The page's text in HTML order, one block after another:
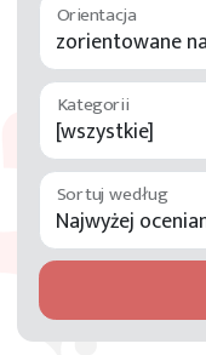
Kategorii
Sortuj według